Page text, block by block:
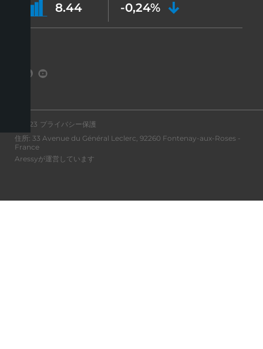
8.44 -0,24%
©2023 プライバシー保護
住所: 33 Avenue du Général Leclerc, 92260 Fontenay-aux-Roses -
France
Aressyが運営しています